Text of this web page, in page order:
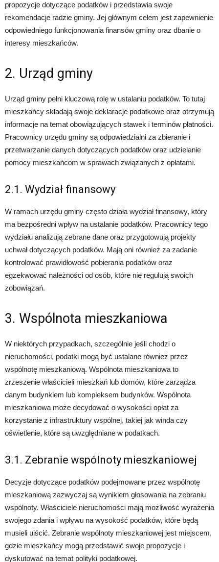
propozycje dotyczące podatków i przedstawia swoje
rekomendacje radzie gminy. Jej głównym celem jest zapewnienie
odpowiedniego funkcjonowania finansów gminy oraz dbanie o
interesy mieszkańców.
2. Urząd gminy
Urząd gminy pełni kluczową rolę w ustalaniu podatków. To tutaj
mieszkańcy składają swoje deklaracje podatkowe oraz otrzymują
informacje na temat obowiązujących stawek i terminów płatności.
Pracownicy urzędu gminy są odpowiedzialni za zbieranie i
przetwarzanie danych dotyczących podatków oraz udzielanie
pomocy mieszkańcom w sprawach związanych z opłatami.
2.1. Wydział finansowy
W ramach urzędu gminy często działa wydział finansowy, który
ma bezpośredni wpływ na ustalanie podatków. Pracownicy tego
wydziału analizują zebrane dane oraz przygotowują projekty
uchwał dotyczących podatków. Mają oni również za zadanie
kontrolować prawidłowość pobierania podatków oraz
egzekwować należności od osób, które nie regulują swoich
zobowiązań.
3. Wspólnota mieszkaniowa
W niektórych przypadkach, szczególnie jeśli chodzi o
nieruchomości, podatki mogą być ustalane również przez
wspólnotę mieszkaniową. Wspólnota mieszkaniowa to
zrzeszenie właścicieli mieszkań lub domów, które zarządza
danym budynkiem lub kompleksem budynków. Wspólnota
mieszkaniowa może decydować o wysokości opłat za
korzystanie z infrastruktury wspólnej, takiej jak winda czy
oświetlenie, które są uwzględniane w podatkach.
3.1. Zebranie wspólnoty mieszkaniowej
Decyzje dotyczące podatków podejmowane przez wspólnotę
mieszkaniową zazwyczaj są wynikiem głosowania na zebraniu
wspólnoty. Właściciele nieruchomości mają możliwość wyrażenia
swojego zdania i wpływu na wysokość podatków, które będą
musieli uiścić. Zebranie wspólnoty mieszkaniowej jest miejscem,
gdzie mieszkańcy mogą przedstawić swoje propozycje i
dyskutować na temat polityki podatkowej.